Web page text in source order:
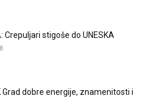
Crepuljari stigoše do UNESKA
Grad dobre energije, znamenitosti i